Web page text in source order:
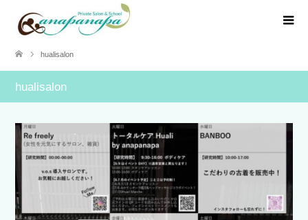
hualisalon
hualisalon